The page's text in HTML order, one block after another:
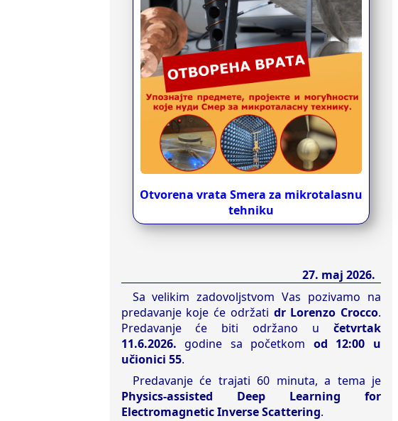
Otvorena vrata Smera za mikrotalasnu
tehniku
27. maj 2026.
Sa velikim zadovoljstvom Vas pozivamo na
predavanje koje će održati dr Lorenzo Crocco.
Predavanje će biti održano u četvrtak
11.6.2026. godine sa početkom od 12:00 u
učionici 55.
Predavanje će trajati 60 minuta, a tema je
Physics-assisted Deep Learning for
Electromagnetic Inverse Scattering.